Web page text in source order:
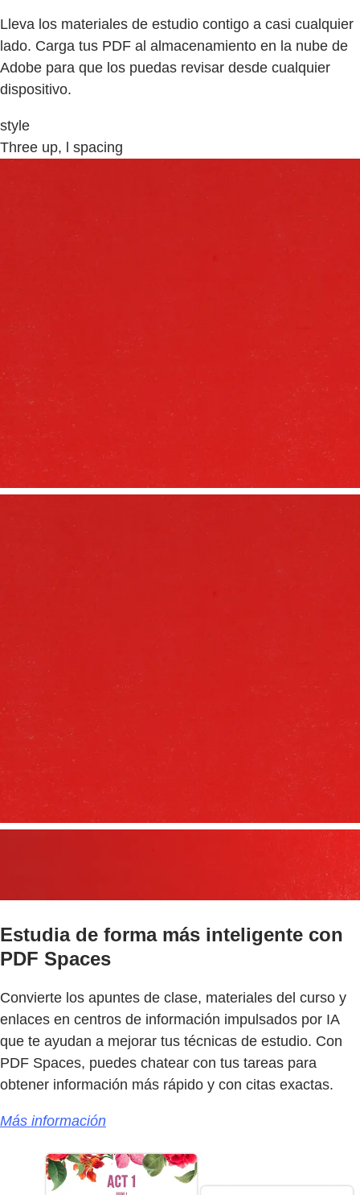
Lleva los materiales de estudio contigo a casi cualquier
lado. Carga tus PDF al almacenamiento en la nube de
Adobe para que los puedas revisar desde cualquier
dispositivo.
style
Three up, l spacing
Estudia de forma más inteligente con
PDF Spaces
Convierte los apuntes de clase, materiales del curso y
enlaces en centros de información impulsados por IA
que te ayudan a mejorar tus técnicas de estudio. Con
PDF Spaces, puedes chatear con tus tareas para
obtener información más rápido y con citas exactas.
Más información